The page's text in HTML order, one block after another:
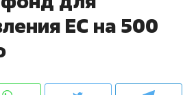
ЕС на 500